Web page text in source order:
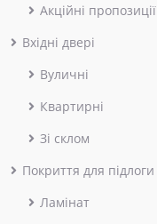
Акційні пропозиції
Вхідні двері
Вуличні
Квартирні
Зі склом
Покриття для підлоги
Ламінат